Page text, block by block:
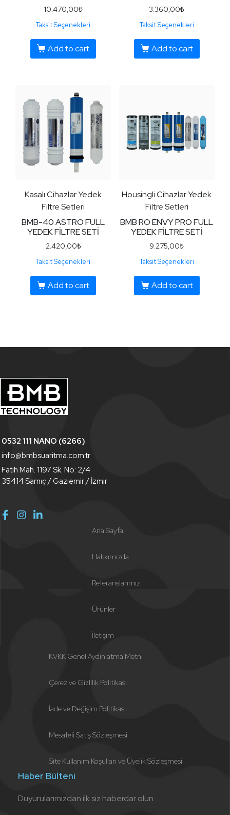
10.470,00₺
Taksit Seçenekleri
Add to cart
3.360,00₺
Taksit Seçenekleri
Add to cart
Kasalı Cihazlar Yedek
Filtre Setleri
BMB-40 ASTRO FULL
YEDEK FİLTRE SETİ
2.420,00₺
Taksit Seçenekleri
Add to cart
Housingli Cihazlar Yedek
Filtre Setleri
BMB RO ENVY PRO FULL
YEDEK FİLTRE SETİ
9.275,00₺
Taksit Seçenekleri
Add to cart
0532 111 NANO (6266)
info@bmbsuaritma.com.tr
Fatih Mah. 1197 Sk. No: 2/4
35414 Sarnıç / Gaziemir / İzmir
Ana Sayfa
Hakkımızda
Referanslarımız
Ürünler
İletişim
KVKK Genel Aydınlatma Metni
Çerez ve Gizlilik Politikası
İade ve Değişim Politikası
Mesafeli Satış Sözleşmesi
Site Kullanım Koşulları ve Üyelik Sözleşmesi
Haber Bülteni
Duyurularımızdan ilk siz haberdar olun.